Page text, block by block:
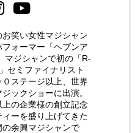
お笑い女性マジシャン
ォーマー「ヘブンア
マジシャンで初の「R-
セミファイナリスト
ステージ以上、世界
ックショーに出演。
上の企業様の創立記念
ーを盛り上げてきた
の余興マジシャンで